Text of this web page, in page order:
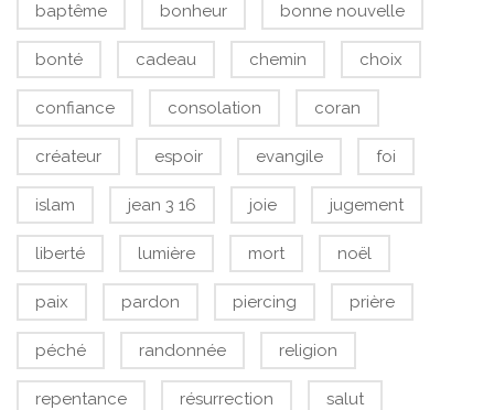
baptême bonheur bonne nouvelle
bonté cadeau chemin choix
confiance consolation coran
créateur espoir evangile foi
islam jean 3 16 joie jugement
liberté lumière mort noël
paix pardon piercing prière
péché randonnée religion
repentance résurrection salut